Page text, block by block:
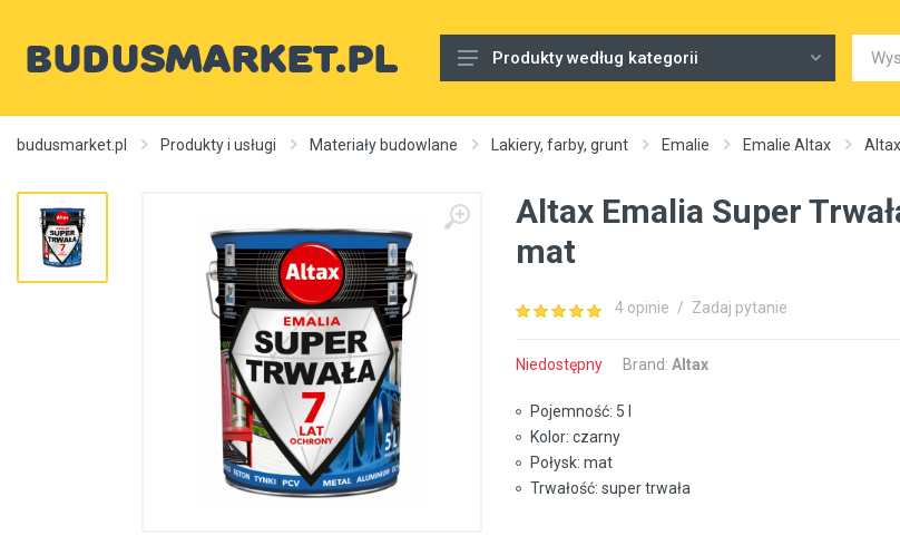
Materiały budowlane
Wnętrze
Zewnętrzny
Ogrzewanie, autonomiczne ogrzewanie, źródła ciepła
Artykuły dekoracyjne, dywany itp.
Produkty według kategorii
budusmarket.pl Produkty i usługi Materiały budowlane Lakiery, farby, grunt Emalie Emalie Altax
Altax Emalia Super
mat
4 opinie / Zadaj pytanie
Niedostępny Brand: Altax
Pojemność: 5 l
Kolor: czarny
Połysk: mat
Trwałość: super trwała